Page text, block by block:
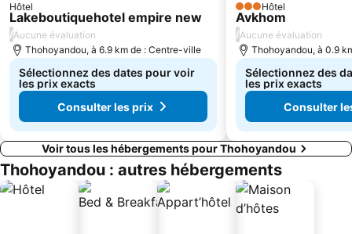
Hôtel
Lakeboutiquehotel empire new
/Aucune évaluation
Thohoyandou, à 6.9 km de : Centre-ville
Sélectionnez des dates pour voir
les prix exacts
Consulter les prix
3 Étoiles
Hôtel
Avkhom
/Aucune évaluation
Thohoyandou, à 0.9
Sélectionnez des
les prix exacts
Consulter
Voir tous les hébergements pour Thohoyandou
Thohoyandou : autres hébergements